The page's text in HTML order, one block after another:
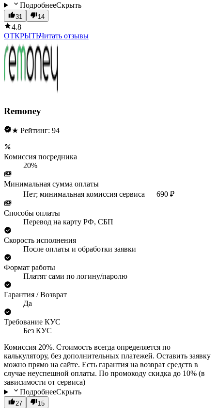
ПодробнееСкрыть
31 14
4.8
ОТКРЫТЬЧитать отзывы
Remoney
★ Рейтинг: 94
Комиссия посредника
20%
Минимальная сумма оплаты
Нет; минимальная комиссия сервиса — 690 ₽
Способы оплаты
Перевод на карту РФ, СБП
Скорость исполнения
После оплаты и обработки заявки
Формат работы
Платят сами по логину/паролю
Гарантия / Возврат
Да
Требование КУС
Без КУС
Комиссия 20%. Стоимость всегда определяется по
калькулятору, без дополнительных платежей. Оставить заявку
можно прямо на сайте. Есть гарантия на возврат средств в
случае неуспешной оплаты. По промокоду скидка до 10% (в
зависимости от сервиса)
ПодробнееСкрыть
27 15